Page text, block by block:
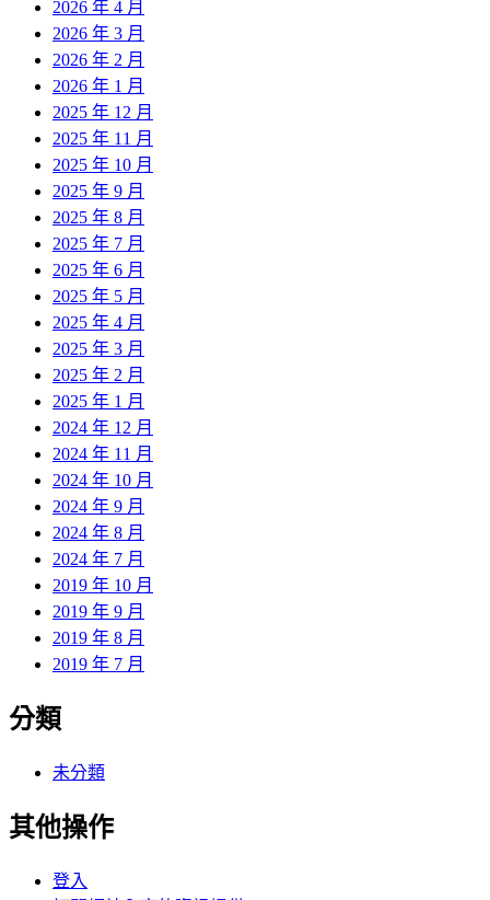
2026 年 4 月
2026 年 3 月
2026 年 2 月
2026 年 1 月
2025 年 12 月
2025 年 11 月
2025 年 10 月
2025 年 9 月
2025 年 8 月
2025 年 7 月
2025 年 6 月
2025 年 5 月
2025 年 4 月
2025 年 3 月
2025 年 2 月
2025 年 1 月
2024 年 12 月
2024 年 11 月
2024 年 10 月
2024 年 9 月
2024 年 8 月
2024 年 7 月
2019 年 10 月
2019 年 9 月
2019 年 8 月
2019 年 7 月
分類
未分類
其他操作
登入